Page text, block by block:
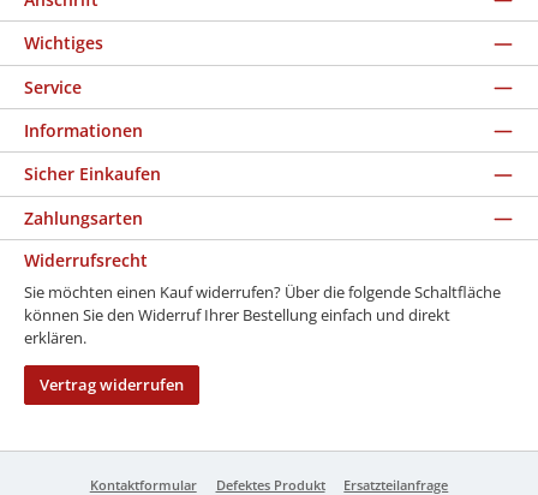
Wichtiges
Service
Informationen
Sicher Einkaufen
Zahlungsarten
Widerrufsrecht
Sie möchten einen Kauf widerrufen? Über die folgende Schaltfläche
können Sie den Widerruf Ihrer Bestellung einfach und direkt
erklären.
Vertrag widerrufen
Kontaktformular Defektes Produkt Ersatzteilanfrage